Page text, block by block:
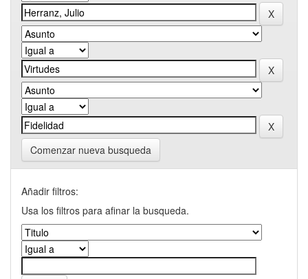
Comenzar nueva busqueda
Añadir filtros:
Usa los filtros para afinar la busqueda.